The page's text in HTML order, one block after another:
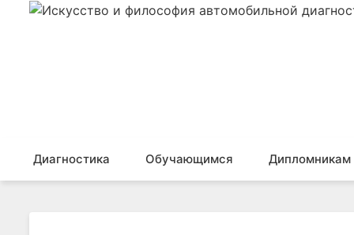
Диагностика Обучающимся Дипломникам